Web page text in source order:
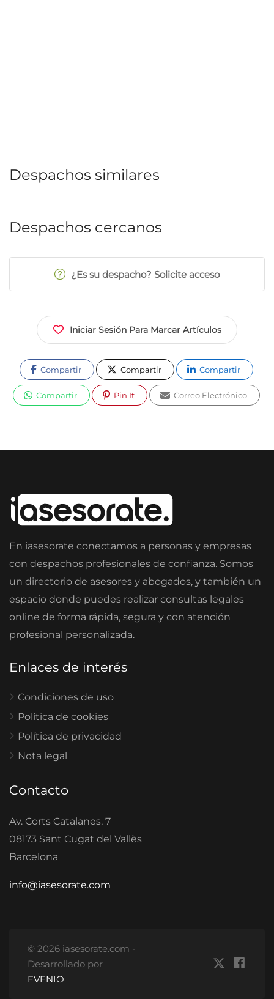
Despachos similares
Despachos cercanos
¿Es su despacho? Solicite acceso
Iniciar Sesión Para Marcar Artículos
Compartir Compartir Compartir
Compartir Pin It Correo Electrónico
En iasesorate conectamos a personas y empresas
con despachos profesionales de confianza. Somos
un directorio de asesores y abogados, y también un
espacio donde puedes realizar consultas legales
online de forma rápida, segura y con atención
profesional personalizada.
Enlaces de interés
Condiciones de uso
Política de cookies
Política de privacidad
Nota legal
Contacto
Av. Corts Catalanes, 7
08173 Sant Cugat del Vallès
Barcelona
info@iasesorate.com
© 2026 iasesorate.com -
Desarrollado por
EVENIO